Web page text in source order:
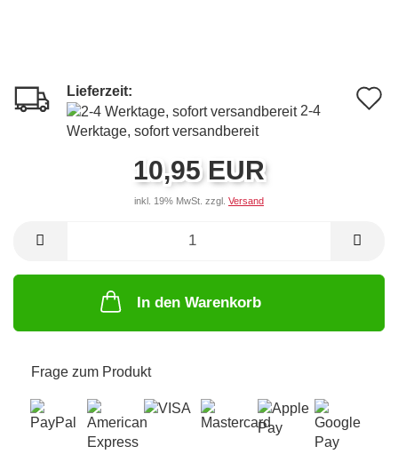
Lieferzeit:
2-4
Werktage, sofort versandbereit
10,95 EUR
inkl. 19% MwSt. zzgl. Versand
In den Warenkorb
Frage zum Produkt